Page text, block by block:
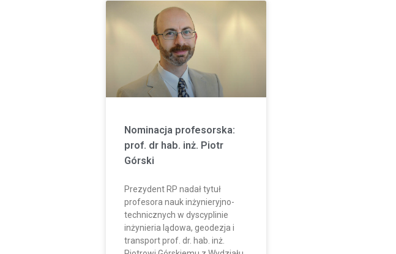
Nominacja profesorska:
prof. dr hab. inż. Piotr
Górski
Prezydent RP nadał tytuł
profesora nauk inżynieryjno-
technicznych w dyscyplinie
inżynieria lądowa, geodezja i
transport prof. dr. hab. inż.